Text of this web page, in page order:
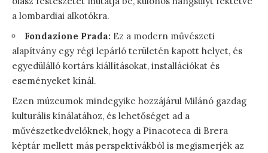
a lombardiai alkotókra.
Fondazione Prada: Ez a modern művészeti
alapítvány egy régi lepárló területén kapott helyet, és
egyedülálló kortárs kiállításokat, installációkat és
eseményeket kínál.
Ezen múzeumok mindegyike hozzájárul Milánó gazdag
kulturális kínálatához, és lehetőséget ad a
művészetkedvelőknek, hogy a Pinacoteca di Brera
képtár mellett más perspektívákból is megismerjék az